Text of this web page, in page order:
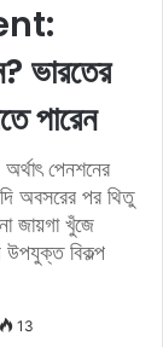
ভারতের
পারেন
পেনশনের
অবসরের পর থিতু
জায়গা খুঁজে
উপযুক্ত বিকল্প
13